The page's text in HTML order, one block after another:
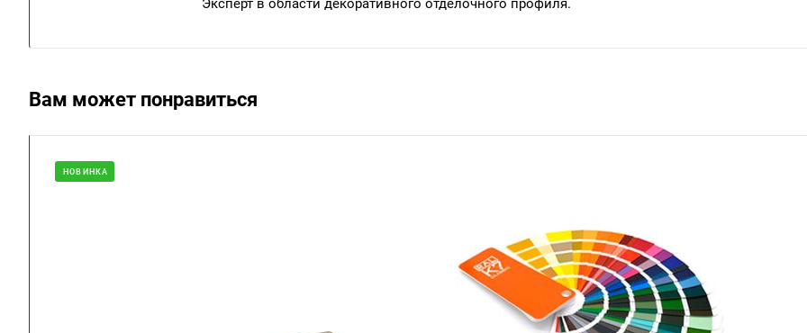
Эксперт в области декоративного отделочного профиля.
Вам может понравиться
НОВИНКА